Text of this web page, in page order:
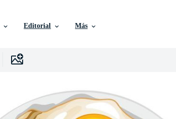
Editorial Más